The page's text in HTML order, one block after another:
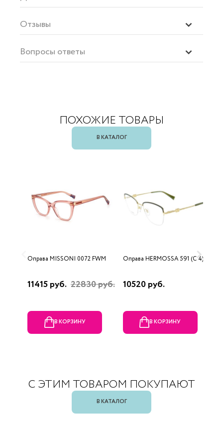
Отзывы
Вопросы ответы
ПОХОЖИЕ ТОВАРЫ
В КАТАЛОГ
Оправа MISSONI 0072 FWM
11415 руб. 22830 руб.
В КОРЗИНУ
Оправа HERMOSSA 591 (C 4)
10520 руб.
В КОРЗИНУ
С ЭТИМ ТОВАРОМ ПОКУПАЮТ
В КАТАЛОГ